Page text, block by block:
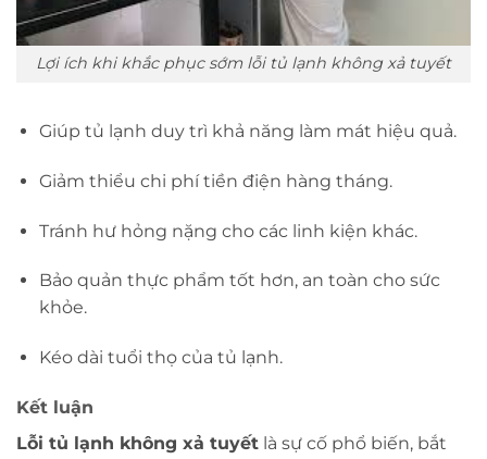
Lợi ích khi khắc phục sớm lỗi tủ lạnh không xả tuyết
Giúp tủ lạnh duy trì khả năng làm mát hiệu quả.
Giảm thiểu chi phí tiền điện hàng tháng.
Tránh hư hỏng nặng cho các linh kiện khác.
Bảo quản thực phẩm tốt hơn, an toàn cho sức
khỏe.
Kéo dài tuổi thọ của tủ lạnh.
Kết luận
Lỗi tủ lạnh không xả tuyết là sự cố phổ biến, bắt